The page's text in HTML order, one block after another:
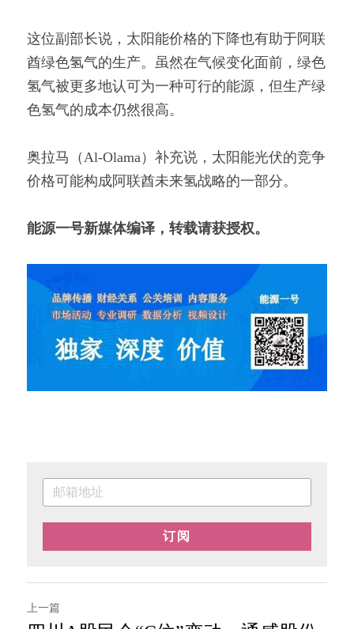
这位副部长说，太阳能价格的下降也有助于阿联
酋绿色氢气的生产。虽然在气候变化面前，绿色
氢气被更多地认可为一种可行的能源，但生产绿
色氢气的成本仍然很高。
奥拉马（Al-Olama）补充说，太阳能光伏的竞争
价格可能构成阿联酋未来氢战略的一部分。
能源一号新媒体编译，转载请获授权。
订阅
上一篇